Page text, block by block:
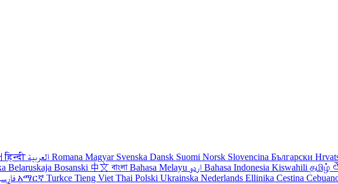
हिन्दी Romana Magyar Svenska Dansk Suomi Norsk Slovencina Български
Belaruskaja Bosanski 中文বাংলাBahasa Melayu Bahasa Indonesia Kiswahili தமிழ்
አማርኛ Turkce Tieng Viet Thai Polski Ukrainska Nederlands Ellinika Cestina